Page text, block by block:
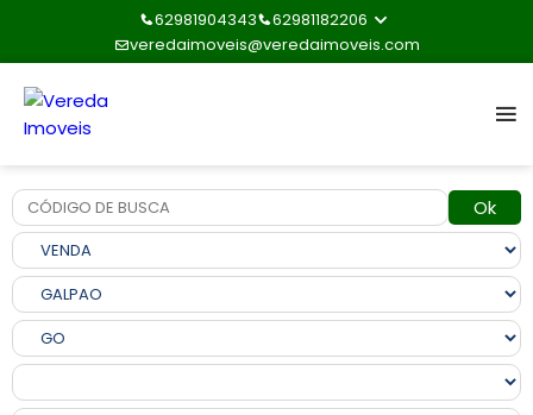
62981904343
62981182206
veredaimoveis@veredaimoveis.com
Ok